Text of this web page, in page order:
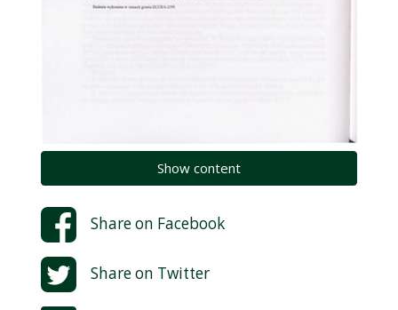
Show content
Share on Facebook
Share on Twitter